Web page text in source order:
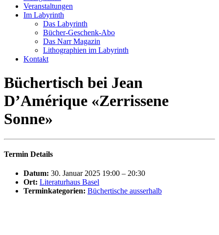
Veranstaltungen
Im Labyrinth
Das Labyrinth
Bücher-Geschenk-Abo
Das Narr Magazin
Lithographien im Labyrinth
Kontakt
Büchertisch bei Jean
D’Amérique «Zerrissene
Sonne»
Termin Details
Datum: 30. Januar 2025 19:00 – 20:30
Ort: Literaturhaus Basel
Terminkategorien: Büchertische ausserhalb